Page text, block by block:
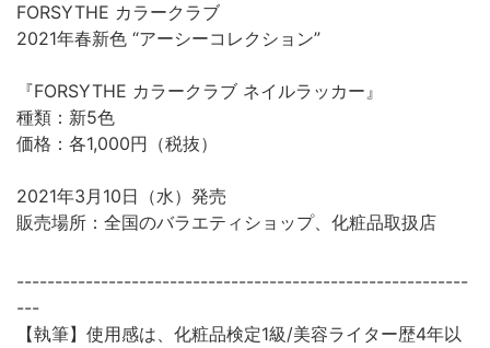
FORSYTHE カラークラブ
2021年春新色 “アーシーコレクション”
『FORSYTHE カラークラブ ネイルラッカー』
種類：新5色
価格：各1,000円（税抜）
2021年3月10日（水）発売
販売場所：全国のバラエティショップ、化粧品取扱店
-----------------------------------------------------------
---
【執筆】使用感は、化粧品検定1級/美容ライター歴4年以